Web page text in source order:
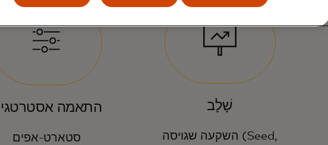
התאמה
סטארט-אפים
שָׁלָב
השקעה שגויסה (Seed,